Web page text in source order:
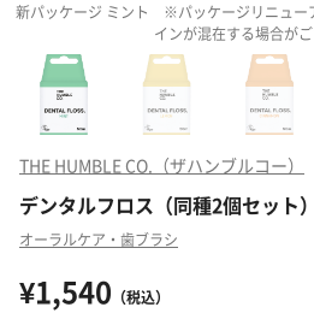
新パッケージ ミント ※パッケージリニュー
インが混在する場合がご
THE HUMBLE CO.（ザハンブルコー）
デンタルフロス（同種2個セット）
オーラルケア・歯ブラシ
¥1,540 （税込）